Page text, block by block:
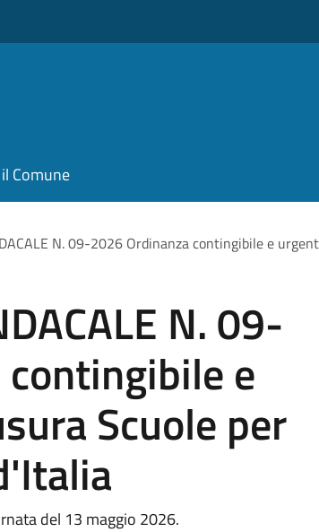
Comune
N. 09-2026 Ordinanza contingibile e
N. 09-
e
Scuole per
del 13 maggio 2026.